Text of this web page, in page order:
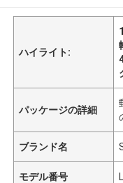
ハイライト:
パッケージの詳細
ブランド名
モデル番号